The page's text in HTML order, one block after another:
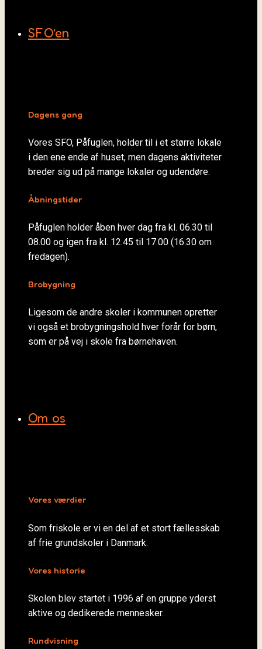
SFO’en
Dagens gang
Vores SFO, Påfuglen, holder til i et større lokale
i den ene ende af huset, men dagens aktiviteter
breder sig ud på mange lokaler og udendøre.
Åbningstider
Påfuglen holder åben hver dag fra kl. 06.30 til
08.00 og igen fra kl. 12.45 til 17.00 (16.30 om
fredagen).
Brobygning
Ligesom de andre skoler i kommunen opretter
vi også et brobygningshold hver forår for børn,
som er på vej i skole fra børnehaven.
Om os
Vores værdier
Som friskole er vi en del af et stort fællesskab
af frie grundskoler i Danmark.
Vores historie
Skolen blev startet i 1996 af en gruppe yderst
aktive og dedikerede mennesker.
Rundvisning